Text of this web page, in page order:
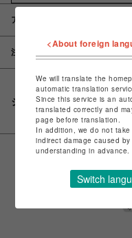
アイテム説明 / 素材
注意事項
シェアする
<About foreign
We will translate the
automatic translation
Since this service is an
translated correctly and
page before translation.
In addition, we do not
indirect damage caused
understanding in advance.
Switch